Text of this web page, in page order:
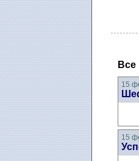
Все
15
15